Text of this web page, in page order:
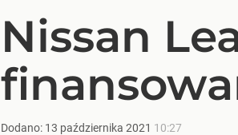
Nissan
Dodano: 13 października 2021 10:27